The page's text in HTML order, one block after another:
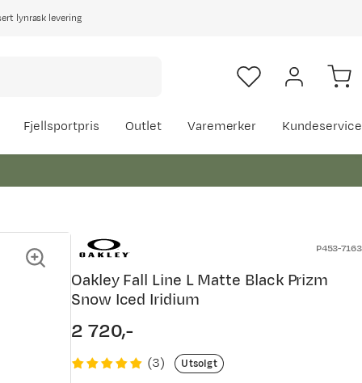
lynrask levering
Fjellsportpris Outlet Varemerker Kundeservice
P453-7163
Oakley Fall Line L Matte Black Prizm
Snow Iced Iridium
price
2 720,-
(3)
Utsolgt